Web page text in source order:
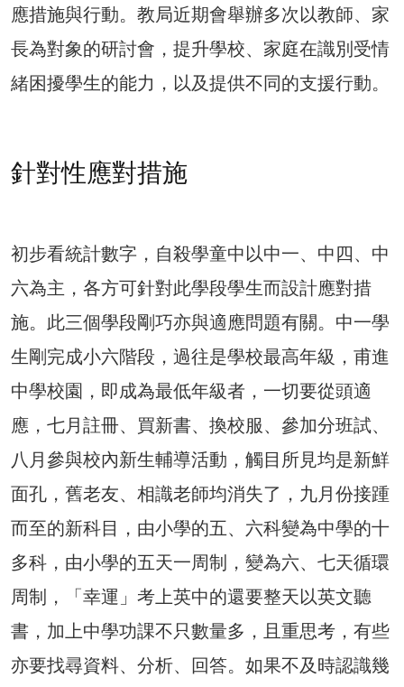
應措施與行動。教局近期會舉辦多次以教師、家
長為對象的研討會，提升學校、家庭在識別受情
緒困擾學生的能力，以及提供不同的支援行動。
針對性應對措施
初步看統計數字，自殺學童中以中一、中四、中
六為主，各方可針對此學段學生而設計應對措
施。此三個學段剛巧亦與適應問題有關。中一學
生剛完成小六階段，過往是學校最高年級，甫進
中學校園，即成為最低年級者，一切要從頭適
應，七月註冊、買新書、換校服、參加分班試、
八月參與校內新生輔導活動，觸目所見均是新鮮
面孔，舊老友、相識老師均消失了，九月份接踵
而至的新科目，由小學的五、六科變為中學的十
多科，由小學的五天一周制，變為六、七天循環
周制，「幸運」考上英中的還要整天以英文聽
書，加上中學功課不只數量多，且重思考，有些
亦要找尋資料、分析、回答。如果不及時認識幾